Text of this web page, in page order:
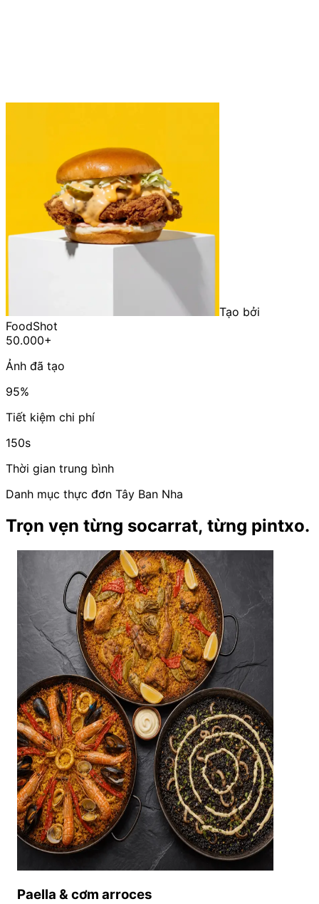
Tạo bởi
FoodShot
50.000+
Ảnh đã tạo
95%
Tiết kiệm chi phí
150s
Thời gian trung bình
Danh mục thực đơn Tây Ban Nha
Trọn vẹn từng socarrat, từng pintxo.
Paella & cơm arroces